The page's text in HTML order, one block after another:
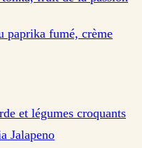
paprika fumé, crème
et légumes croquants
Jalapeno